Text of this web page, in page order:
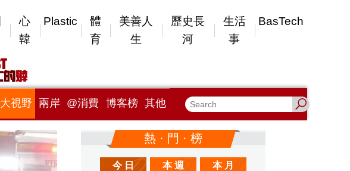
心
韓
Plastic
體
育
美善人
生
歷史長
河
生活
事
BasTech
大視野 兩岸 @消費 博客榜 其他
熱 · 門 · 榜
今 日 本 週 本 月